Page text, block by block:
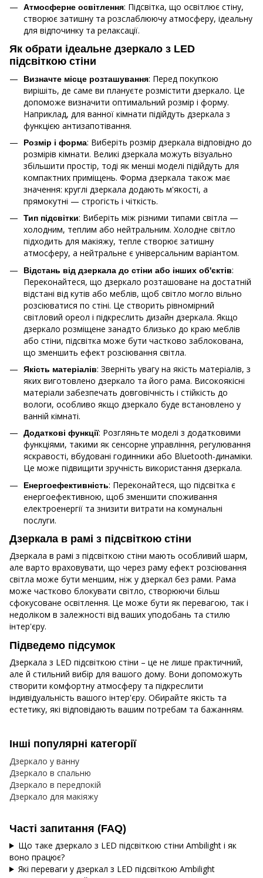
Атмосферне освітлення: Підсвітка, що освітлює стіну,
створює затишну та розслаблюючу атмосферу, ідеальну
для відпочинку та релаксації.
Як обрати ідеальне дзеркало з LED
підсвіткою стіни
Визначте місце розташування: Перед покупкою
вирішіть, де саме ви плануєте розмістити дзеркало. Це
допоможе визначити оптимальний розмір і форму.
Наприклад, для ванної кімнати підійдуть дзеркала з
функцією антизапотівання.
Розмір і форма: Виберіть розмір дзеркала відповідно до
розмірів кімнати. Великі дзеркала можуть візуально
збільшити простір, тоді як менші моделі підійдуть для
компактних приміщень. Форма дзеркала також має
значення: круглі дзеркала додають м'якості, а
прямокутні — строгість і чіткість.
Тип підсвітки: Виберіть між різними типами світла —
холодним, теплим або нейтральним. Холодне світло
підходить для макіяжу, тепле створює затишну
атмосферу, а нейтральне є універсальним варіантом.
Відстань від дзеркала до стіни або інших об'єктів:
Переконайтеся, що дзеркало розташоване на достатній
відстані від кутів або меблів, щоб світло могло вільно
розсіюватися по стіні. Це створить рівномірний
світловий ореол і підкреслить дизайн дзеркала. Якщо
дзеркало розміщене занадто близько до краю меблів
або стіни, підсвітка може бути частково заблокована,
що зменшить ефект розсіювання світла.
Якість матеріалів: Зверніть увагу на якість матеріалів, з
яких виготовлено дзеркало та його рама. Високоякісні
матеріали забезпечать довговічність і стійкість до
вологи, особливо якщо дзеркало буде встановлено у
ванній кімнаті.
Додаткові функції: Розгляньте моделі з додатковими
функціями, такими як сенсорне управління, регулювання
яскравості, вбудовані годинники або Bluetooth-динаміки.
Це може підвищити зручність використання дзеркала.
Енергоефективність: Переконайтеся, що підсвітка є
енергоефективною, щоб зменшити споживання
електроенергії та знизити витрати на комунальні
послуги.
Дзеркала в рамі з підсвіткою стіни
Дзеркала в рамі з підсвіткою стіни мають особливий шарм,
але варто враховувати, що через раму ефект розсіювання
світла може бути меншим, ніж у дзеркал без рами. Рама
може частково блокувати світло, створюючи більш
сфокусоване освітлення. Це може бути як перевагою, так і
недоліком в залежності від ваших уподобань та стилю
інтер'єру.
Підведемо підсумок
Дзеркала з LED підсвіткою стіни – це не лише практичний,
але й стильний вибір для вашого дому. Вони допоможуть
створити комфортну атмосферу та підкреслити
індивідуальність вашого інтер'єру. Обирайте якість та
естетику, які відповідають вашим потребам та бажанням.
Інші популярні категорії
Дзеркало у ванну
Дзеркало в спальню
Дзеркало в передпокій
Дзеркало для макіяжу
Часті запитання (FAQ)
Що таке дзеркало з LED підсвіткою стіни Ambilight і як
воно працює?
Які переваги у дзеркал з LED підсвіткою Ambilight